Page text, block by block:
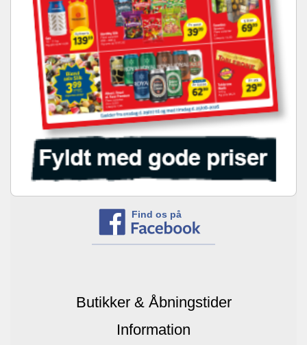
Find os på
Butikker & Åbningstider
Information